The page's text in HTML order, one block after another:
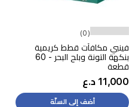
(0)
فينبي مكافآت قطط كريمية
بنكهة التونة وبلح البحر - 60
قطعة
11,000 د.ع
أضف إلى السلّة